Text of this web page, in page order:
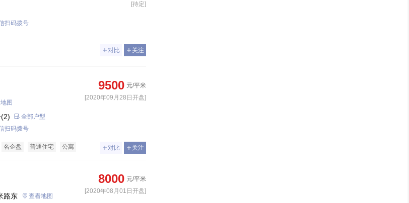
[待定]
扫码拨号
对比 关注
9500 元/平米
[2020年09月28日开盘]
图
全部户型
扫码拨号
名企盘 普通住宅 公寓 对比 关注
8000 元/平米
[2020年08月01日开盘]
路东 查看地图